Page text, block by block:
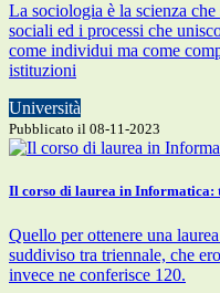
La sociologia è la scienza
sociali ed i processi che
come individui ma come
istituzioni
Università
Pubblicato il 08-11-2023
Il corso di laurea in Informatica:
Quello per ottenere una
suddiviso tra triennale, che
invece ne conferisce 120.